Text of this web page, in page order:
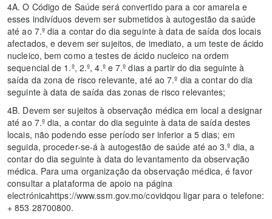
4A. O Código de Saúde será convertido para a cor amarela e
esses indivíduos devem ser submetidos à autogestão da saúde
até ao 7.º dia a contar do dia seguinte à data de saída dos locais
afectados, e devem ser sujeitos, de imediato, a um teste de ácido
nucleico, bem como a testes de ácido nucleico na ordem
sequencial de 1.º, 2.º, 4.º e 7.º dias a partir do dia seguinte à
saída da zona de risco relevante, até ao 7.º dia a contar do dia
seguinte à data de saída das zonas de risco relevantes;
4B. Devem ser sujeitos à observação médica em local a designar
até ao 7.º dia, a contar do dia seguinte à data de saída destes
locais, não podendo esse período ser inferior a 5 dias; em
seguida, proceder-se-á à autogestão de saúde até ao 3.º dia, a
contar do dia seguinte à data do levantamento da observação
médica. Para uma organização da observação médica, é favor
consultar a plataforma de apoio na página
electrónicahttps://www.ssm.gov.mo/covidqou ligar para o telefone:
+ 853 28700800.